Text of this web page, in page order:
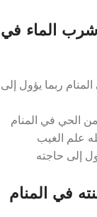
الماء في
ربما يؤول إلى
الحي في المنام
علم الغيب
إلى حاجته
في المنام